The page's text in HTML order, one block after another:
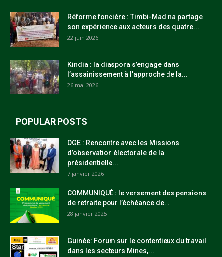
Réforme foncière : Timbi-Madina partage
son expérience aux acteurs des quatre...
22 juin 2026
Kindia : la diaspora s’engage dans
l’assainissement à l’approche de la...
26 mai 2026
POPULAR POSTS
DGE : Rencontre avec les Missions
d’observation électorale de la
présidentielle...
7 janvier 2026
COMMUNIQUÉ : le versement des pensions
de retraite pour l’échéance de...
28 janvier 2025
Guinée: Forum sur le contentieux du travail
dans les secteurs Mines,...